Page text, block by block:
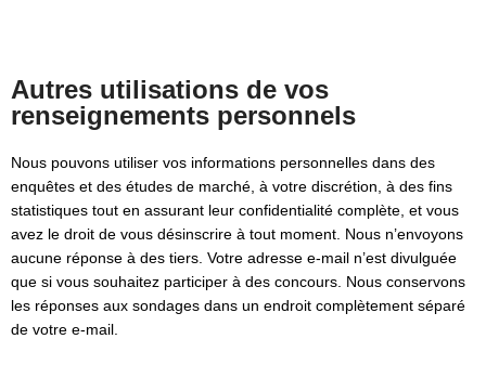
Autres utilisations de vos
renseignements personnels
Nous pouvons utiliser vos informations personnelles dans des
enquêtes et des études de marché, à votre discrétion, à des fins
statistiques tout en assurant leur confidentialité complète, et vous
avez le droit de vous désinscrire à tout moment. Nous n’envoyons
aucune réponse à des tiers. Votre adresse e-mail n’est divulguée
que si vous souhaitez participer à des concours. Nous conservons
les réponses aux sondages dans un endroit complètement séparé
de votre e-mail.